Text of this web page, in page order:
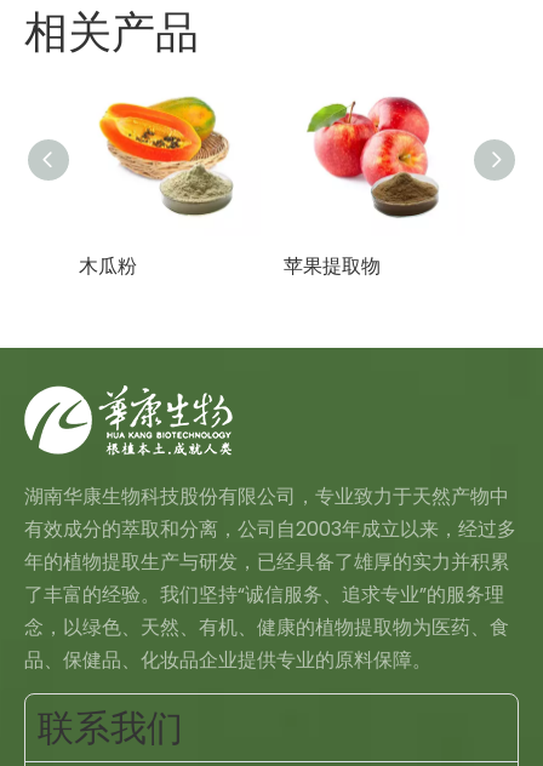
相关产品
木瓜粉 苹果提取物
湖南华康生物科技股份有限公司，专业致力于天然产物中
有效成分的萃取和分离，公司自2003年成立以来，经过多
年的植物提取生产与研发，已经具备了雄厚的实力并积累
了丰富的经验。我们坚持“诚信服务、追求专业”的服务理
念，以绿色、天然、有机、健康的植物提取物为医药、食
品、保健品、化妆品企业提供专业的原料保障。
联系我们